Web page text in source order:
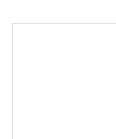
Підбірка